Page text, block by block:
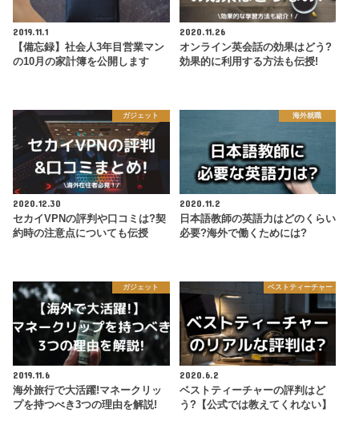
2019.11.1
【備忘録】社会人3年目営業マン
の10月の家計簿を公開します
2020.11.26
オンライン英会話の効果はどう?
効果的に利用する方法も伝授!
ガジェット
2020.12.30
セカイVPNの評判や口コミは?契
約時の注意点についても伝授
海外就職
2020.11.2
日本語教師の英語力はどのくらい
必要?海外で働くためには?
ガジェット
2019.11.6
海外旅行で大活躍!マネークリッ
プを持つべき3つの理由を解説!
ベストティーチャー
2020.6.2
ベストティーチャーの評判はど
う?【公式では教えてくれない】